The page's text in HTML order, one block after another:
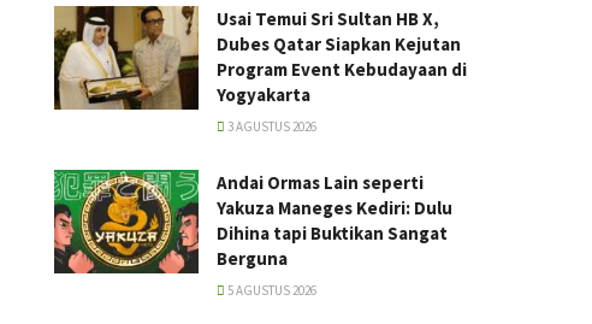
Usai Temui Sri Sultan HB X,
Dubes Qatar Siapkan Kejutan
Program Event Kebudayaan di
Yogyakarta
3 AGUSTUS 2026
Andai Ormas Lain seperti
Yakuza Maneges Kediri: Dulu
Dihina tapi Buktikan Sangat
Berguna
5 AGUSTUS 2026